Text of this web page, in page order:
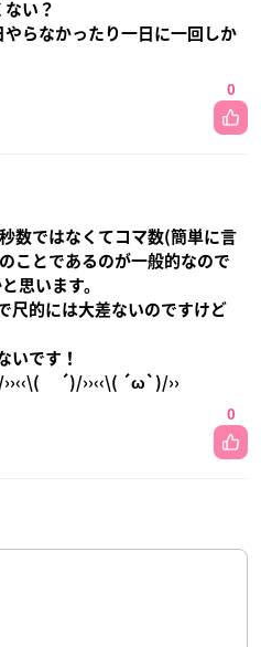
い？
らなかったり一日に一回しか
0
数ではなくてコマ数(簡単に言
ことであるのが一般的なので
思います。
尺的には大差ないのですけど
いです！
´)/››‹‹\( ´ω`)/››
0